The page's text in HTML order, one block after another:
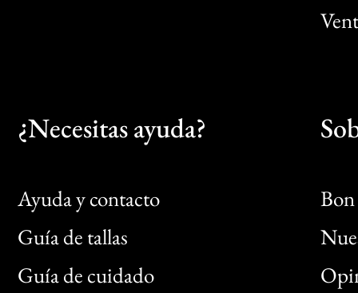
¿Necesitas ayuda?
Ayuda y contacto
Guía de tallas
Guía de cuidado
Bon